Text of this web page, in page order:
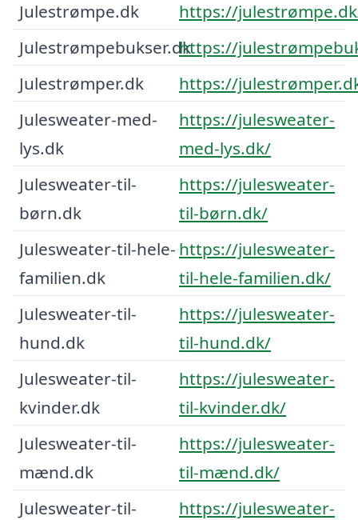
Julestrømpe.dk
https://
Julestrømpebukser.dkhttps://
Julestrømper.dk
https://
Julesweater-med-
lys.dk
https://julesweater-
med-lys.dk/
Julesweater-til-
børn.dk
https://julesweater-
til-børn.dk/
Julesweater-til-hele-
familien.dk
https://julesweater-
til-hele-familien.dk/
Julesweater-til-
hund.dk
https://julesweater-
til-hund.dk/
Julesweater-til-
kvinder.dk
https://julesweater-
til-kvinder.dk/
Julesweater-til-
mænd.dk
https://julesweater-
til-mænd.dk/
Julesweater-til-
https://julesweater-